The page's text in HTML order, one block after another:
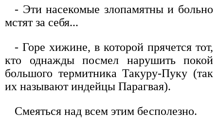
- Эти насекомые злопамятны и больно
мстят за себя...
- Горе хижине, в которой прячется тот,
кто однажды посмел нарушить покой
большого термитника Такуру-Пуку (так
их называют индейцы Парагвая).
Смеяться над всем этим бесполезно.